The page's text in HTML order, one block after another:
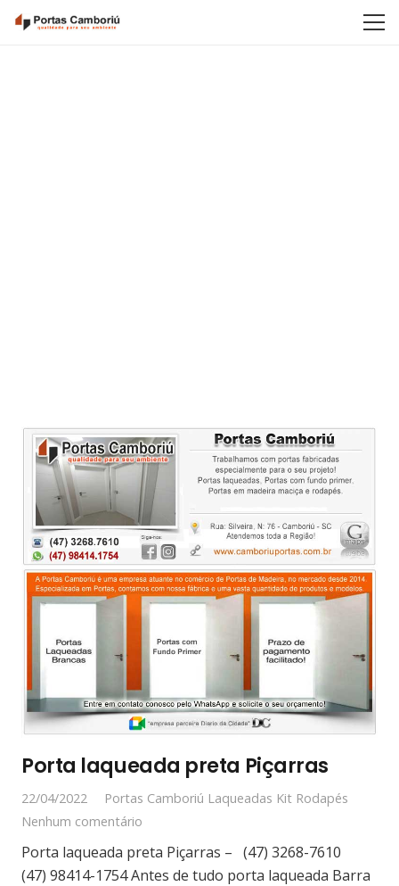
Porta laqueada preta Piçarras
22/04/2022
Portas Camboriú Laqueadas Kit Rodapés
Nenhum comentário
Porta laqueada preta Piçarras – (47) 3268-7610
(47) 98414-1754 Antes de tudo porta laqueada Barra